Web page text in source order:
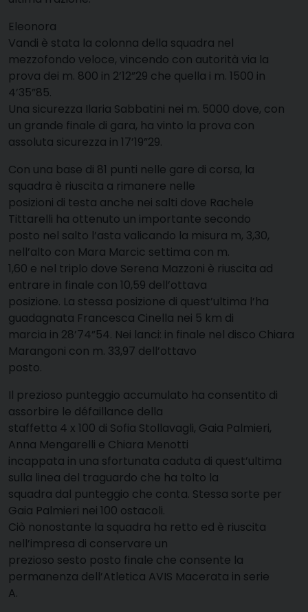
Eleonora
Vandi è stata la colonna della squadra nel
mezzofondo veloce, vincendo con autorità via la
prova dei m. 800 in 2’12”29 che quella i m. 1500 in
4’35”85.
Una sicurezza Ilaria Sabbatini nei m. 5000 dove, con
un grande finale di gara, ha vinto la prova con
assoluta sicurezza in 17’19”29.
Con una base di 81 punti nelle gare di corsa, la
squadra è riuscita a rimanere nelle
posizioni di testa anche nei salti dove Rachele
Tittarelli ha ottenuto un importante secondo
posto nel salto l’asta valicando la misura m, 3,30,
nell’alto con Mara Marcic settima con m.
1,60 e nel triplo dove Serena Mazzoni è riuscita ad
entrare in finale con 10,59 dell’ottava
posizione. La stessa posizione di quest’ultima l’ha
guadagnata Francesca Cinella nei 5 km di
marcia in 28’74”54. Nei lanci: in finale nel disco Chiara
Marangoni con m. 33,97 dell’ottavo
posto.
Il prezioso punteggio accumulato ha consentito di
assorbire le défaillance della
staffetta 4 x 100 di Sofia Stollavagli, Gaia Palmieri,
Anna Mengarelli e Chiara Menotti
incappata in una sfortunata caduta di quest’ultima
sulla linea del traguardo che ha tolto la
squadra dal punteggio che conta. Stessa sorte per
Gaia Palmieri nei 100 ostacoli.
Ciò nonostante la squadra ha retto ed è riuscita
nell’impresa di conservare un
prezioso sesto posto finale che consente la
permanenza dell’Atletica AVIS Macerata in serie
A.